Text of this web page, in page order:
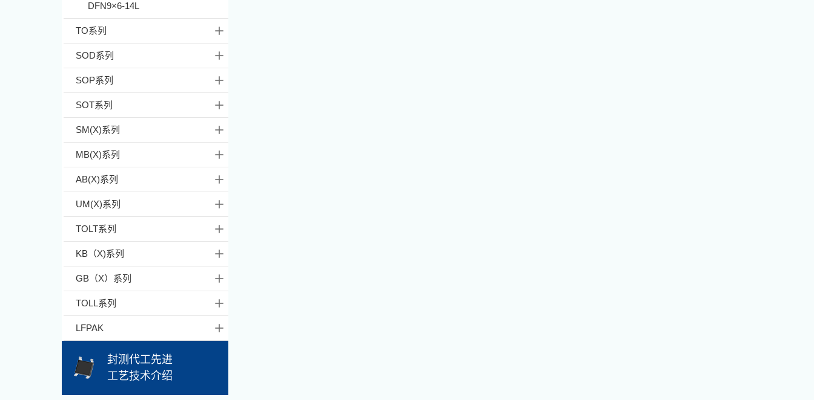
DFN9×6-14L
TO系列
SOD系列
SOP系列
SOT系列
SM(X)系列
MB(X)系列
AB(X)系列
UM(X)系列
TOLT系列
KB（X)系列
GB（X）系列
TOLL系列
LFPAK
封测代工先进
工艺技术介绍